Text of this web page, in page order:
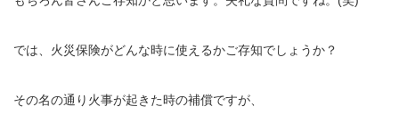
では、火災保険がどんな時に使えるかご存知でしょうか？
その名の通り火事が起きた時の補償ですが、